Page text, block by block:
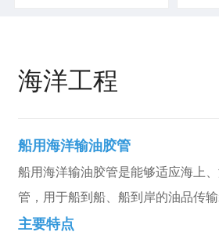
联系我们
海洋工程
船用海洋输油胶管
船用海洋输油胶管是能够适应海上
管，用于船到船、船到岸的油品传输
主要特点